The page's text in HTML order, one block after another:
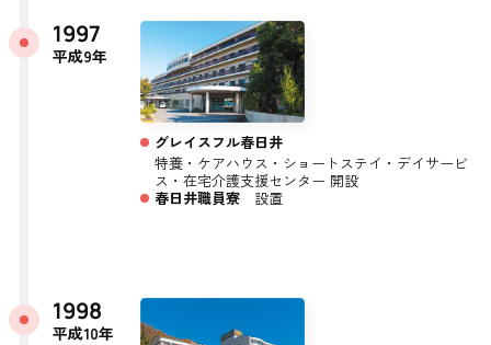
1997
平成9年
グレイスフル春日井
特養・ケアハウス・ショートステイ・デイサービ
ス・在宅介護支援センター 開設
春日井職員寮設置
1998
平成10年